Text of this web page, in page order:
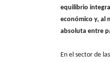
equilibrio
económico y, al
absoluta entre
En el sector de